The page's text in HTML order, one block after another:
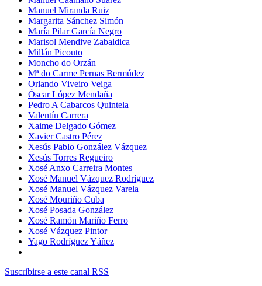
Manuel Miranda Ruiz
Margarita Sánchez Simón
María Pilar García Negro
Marisol Mendive Zabaldica
Millán Picouto
Moncho do Orzán
Mª do Carme Pernas Bermúdez
Orlando Viveiro Veiga
Óscar López Mendaña
Pedro A Cabarcos Quintela
Valentín Carrera
Xaime Delgado Gómez
Xavier Castro Pérez
Xesús Pablo González Vázquez
Xesús Torres Regueiro
Xosé Anxo Carreira Montes
Xosé Manuel Vázquez Rodríguez
Xosé Manuel Vázquez Varela
Xosé Mouriño Cuba
Xosé Posada González
Xosé Ramón Mariño Ferro
Xosé Vázquez Pintor
Yago Rodríguez Yáñez
Suscribirse a este canal RSS